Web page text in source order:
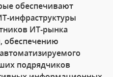
обеспечивают
ИТ‑рынка
обеспечению
подрядчиков